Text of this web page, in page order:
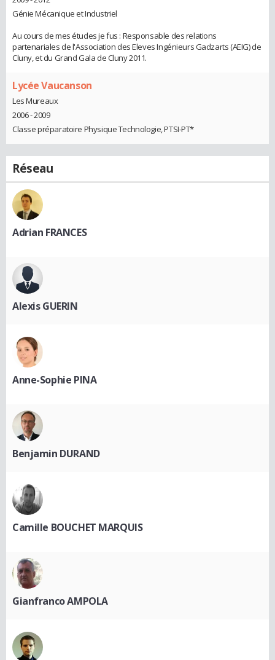
Génie Mécanique et Industriel
Au cours de mes études je fus : Responsable des relations
partenariales de l'Association des Eleves Ingénieurs Gadzarts (AEIG) de
Cluny, et du Grand Gala de Cluny 2011.
Lycée Vaucanson
Les Mureaux
2006 - 2009
Classe préparatoire Physique Technologie, PTSI-PT*
Réseau
Adrian FRANCES
Alexis GUERIN
Anne-Sophie PINA
Benjamin DURAND
Camille BOUCHET MARQUIS
Gianfranco AMPOLA